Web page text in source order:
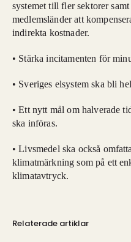
systemet till fler sektorer
medlemsländer att
indirekta kostnader.
• Stärka incitamenten för
• Sveriges elsystem ska bli
• Ett nytt mål om halverade
ska införas.
• Livsmedel ska också
klimatmärkning som på ett
klimatavtryck.
Relaterade artiklar